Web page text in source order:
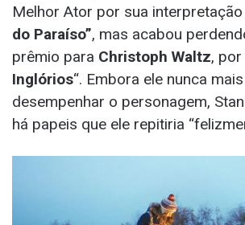
Melhor Ator por sua interpretação
do Paraíso”, mas acabou
prêmio para Christoph Waltz, por
Inglórios“. Embora ele nunca
desempenhar o personagem,
há papeis que ele repitiria